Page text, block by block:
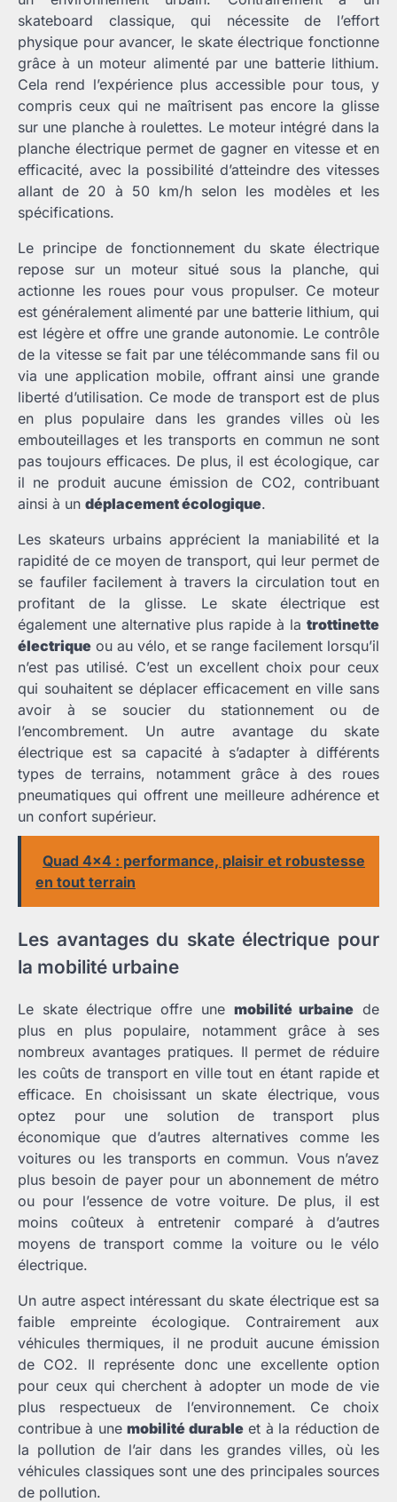
skateboard classique, qui nécessite de l’effort
physique pour avancer, le skate électrique fonctionne
grâce à un moteur alimenté par une batterie lithium.
Cela rend l’expérience plus accessible pour tous, y
compris ceux qui ne maîtrisent pas encore la glisse
sur une planche à roulettes. Le moteur intégré dans la
planche électrique permet de gagner en vitesse et en
efficacité, avec la possibilité d’atteindre des vitesses
allant de 20 à 50 km/h selon les modèles et les
spécifications.
Le principe de fonctionnement du skate électrique
repose sur un moteur situé sous la planche, qui
actionne les roues pour vous propulser. Ce moteur
est généralement alimenté par une batterie lithium, qui
est légère et offre une grande autonomie. Le contrôle
de la vitesse se fait par une télécommande sans fil ou
via une application mobile, offrant ainsi une grande
liberté d’utilisation. Ce mode de transport est de plus
en plus populaire dans les grandes villes où les
embouteillages et les transports en commun ne sont
pas toujours efficaces. De plus, il est écologique, car
il ne produit aucune émission de CO2, contribuant
ainsi à un déplacement écologique.
Les skateurs urbains apprécient la maniabilité et la
rapidité de ce moyen de transport, qui leur permet de
se faufiler facilement à travers la circulation tout en
profitant de la glisse. Le skate électrique est
également une alternative plus rapide à la trottinette
électrique ou au vélo, et se range facilement lorsqu’il
n’est pas utilisé. C’est un excellent choix pour ceux
qui souhaitent se déplacer efficacement en ville sans
avoir à se soucier du stationnement ou de
l’encombrement. Un autre avantage du skate
électrique est sa capacité à s’adapter à différents
types de terrains, notamment grâce à des roues
pneumatiques qui offrent une meilleure adhérence et
un confort supérieur.
Quad 4x4 : performance, plaisir et robustesse
en tout terrain
Les avantages du skate électrique pour
la mobilité urbaine
Le skate électrique offre une mobilité urbaine de
plus en plus populaire, notamment grâce à ses
nombreux avantages pratiques. Il permet de réduire
les coûts de transport en ville tout en étant rapide et
efficace. En choisissant un skate électrique, vous
optez pour une solution de transport plus
économique que d’autres alternatives comme les
voitures ou les transports en commun. Vous n’avez
plus besoin de payer pour un abonnement de métro
ou pour l’essence de votre voiture. De plus, il est
moins coûteux à entretenir comparé à d’autres
moyens de transport comme la voiture ou le vélo
électrique.
Un autre aspect intéressant du skate électrique est sa
faible empreinte écologique. Contrairement aux
véhicules thermiques, il ne produit aucune émission
de CO2. Il représente donc une excellente option
pour ceux qui cherchent à adopter un mode de vie
plus respectueux de l’environnement. Ce choix
contribue à unemobilité durableet à la réduction de
la pollution de l’air dans les grandes villes, où les
véhicules classiques sont une des principales sources
de pollution.